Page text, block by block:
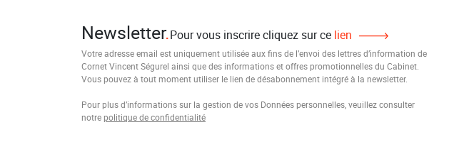
Newsletter Pour vous inscrire cliquez sur ce lien
Votre adresse email est uniquement utilisée aux fins de l’envoi des lettres d’information de
Cornet Vincent Ségurel ainsi que des informations et offres promotionnelles du Cabinet.
Vous pouvez à tout moment utiliser le lien de désabonnement intégré à la newsletter.
Pour plus d’informations sur la gestion de vos Données personnelles, veuillez consulter
notre politique de confidentialité